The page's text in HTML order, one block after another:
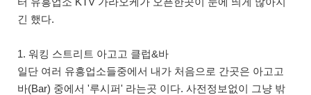
긴 했다.
1. 워킹 스트리트 아고고 클럽&바
일단 여러 유흥업소들중에서 내가 처음으로 간곳은 아고고
바(Bar) 중에서 '루시퍼' 라는곳 이다. 사전정보없이 그냥 밖